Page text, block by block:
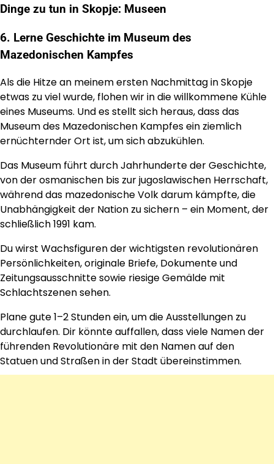
Dinge zu tun in Skopje: Museen
6. Lerne Geschichte im Museum des
Mazedonischen Kampfes
Als die Hitze an meinem ersten Nachmittag in Skopje
etwas zu viel wurde, flohen wir in die willkommene Kühle
eines Museums. Und es stellt sich heraus, dass das
Museum des Mazedonischen Kampfes ein ziemlich
ernüchternder Ort ist, um sich abzukühlen.
Das Museum führt durch Jahrhunderte der Geschichte,
von der osmanischen bis zur jugoslawischen Herrschaft,
während das mazedonische Volk darum kämpfte, die
Unabhängigkeit der Nation zu sichern – ein Moment, der
schließlich 1991 kam.
Du wirst Wachsfiguren der wichtigsten revolutionären
Persönlichkeiten, originale Briefe, Dokumente und
Zeitungsausschnitte sowie riesige Gemälde mit
Schlachtszenen sehen.
Plane gute 1–2 Stunden ein, um die Ausstellungen zu
durchlaufen. Dir könnte auffallen, dass viele Namen der
führenden Revolutionäre mit den Namen auf den
Statuen und Straßen in der Stadt übereinstimmen.